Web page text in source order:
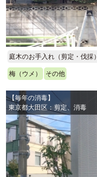
庭木のお手入れ（剪定・伐採）
梅（ウメ） その他
【毎年の消毒】
東京都大田区：剪定、消毒